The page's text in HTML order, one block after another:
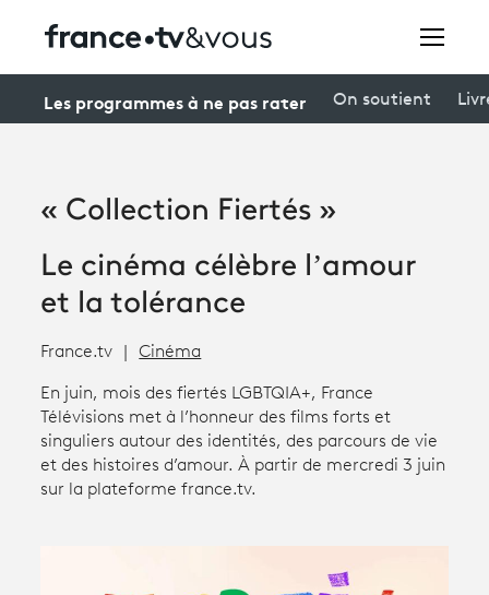
Creators
À la une
Productions et innovation
Programme tv
Les programmes à ne pas rater On soutient
« Collection Fiertés »
Le cinéma célèbre l’amour
et la tolérance
France.tv Cinéma
En juin, mois des fiertés LGBTQIA+, France
Télévisions met à l’honneur des films forts et
singuliers autour des identités, des parcours de vie
et des histoires d’amour. À partir de mercredi 3 juin
sur la plateforme france.tv.